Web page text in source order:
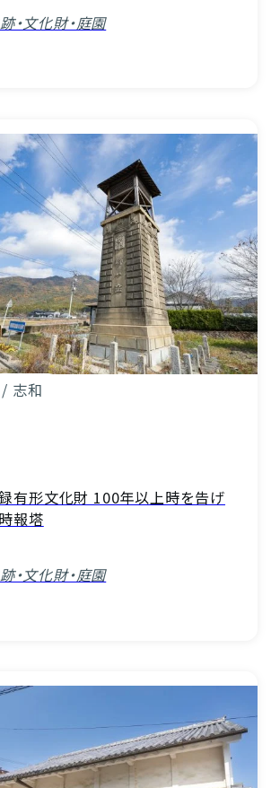
・文化財・庭園
志和
有形文化財 100年以上時を告げ
報塔
・文化財・庭園